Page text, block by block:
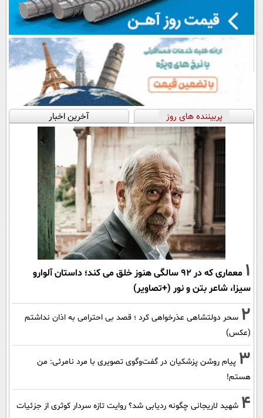
پربیننده های روز آخرین اخبار
1
معماری که در 92 سالگی هنوز خلق می کند؛ داستان آلوارو
سیزا، شاعر بتن و نور (+تصاویر)
2 سحر دولتشاهی عذرخواهی کرد ؛ قصد بی احترامی به اذان نداشتم
(عکس)
3 پیام روشن پزشکیان در گفت‌و‌گوی تصویری با مرد نامرئی: من
هستم!
4 شهید لاریجانی چگونه ردیابی شد؟ روایت تازه سردار کوثری از جزئیات